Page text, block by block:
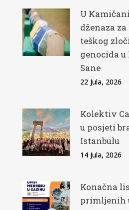
U
dženaza
teškog
genocida
Sane
22 Jula, 2026
Kolektiv
u posjeti
Istanbulu
14 Jula, 2026
Konačna
primljenih